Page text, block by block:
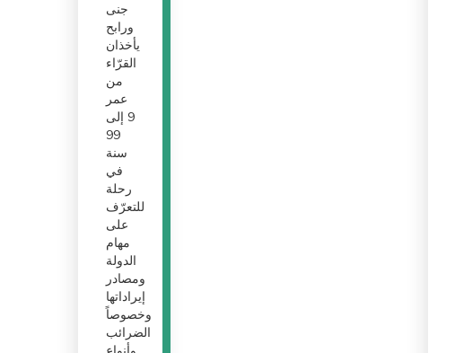
جنى
ورابح
يأخذان
القرّاء
من
عمر
9 إلى
99
سنة
في
رحلة
للتعرّف
على
مهام
الدولة
ومصادر
إيراداتها
وخصوصاً
الضرائب